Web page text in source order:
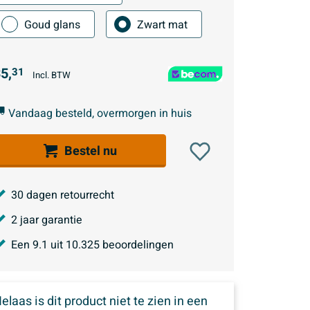
Goud glans Zwart mat
31 Incl. BTW
Vandaag besteld, overmorgen in huis
Bestel nu
30 dagen retourrecht
2 jaar garantie
Een 9.1 uit 10.325 beoordelingen
is dit product niet te zien in een